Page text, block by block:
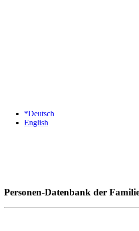
*Deutsch
English
Personen-Datenbank der